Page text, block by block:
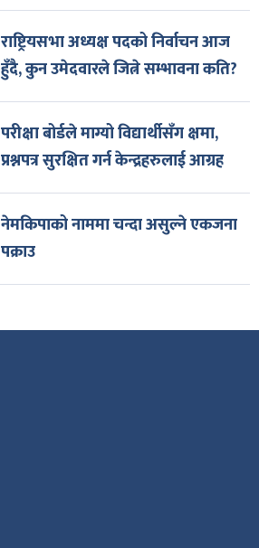
राष्ट्रियसभा अध्यक्ष पदको निर्वाचन आज
हुँदै, कुन उमेदवारले जित्ने सम्भावना कति?
परीक्षा बोर्डले माग्यो विद्यार्थीसँग क्षमा,
प्रश्नपत्र सुरक्षित गर्न केन्द्रहरुलाई आग्रह
नेमकिपाको नाममा चन्दा असुल्ने एकजना
पक्राउ